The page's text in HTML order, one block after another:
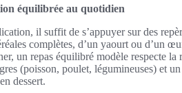
équilibrée au quotidien
il suffit de s’appuyer sur des
complètes, d’un yaourt ou d’un
un repas équilibré modèle respecte la
(poisson, poulet, légumineuses) et
dessert.